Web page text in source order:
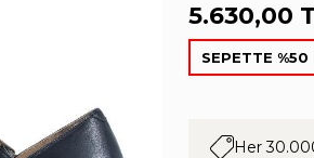
5.630,00
SEPETTE %50
Her